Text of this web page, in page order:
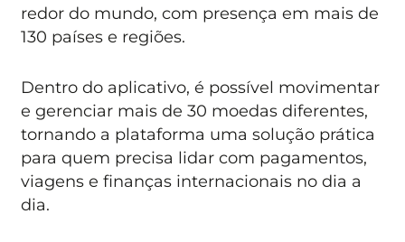
redor do mundo, com presença em mais de
130 países e regiões.
Dentro do aplicativo, é possível movimentar
e gerenciar mais de 30 moedas diferentes,
tornando a plataforma uma solução prática
para quem precisa lidar com pagamentos,
viagens e finanças internacionais no dia a
dia.